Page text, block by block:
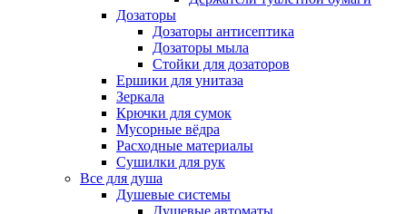
Дозаторы
Дозаторы антисептика
Дозаторы мыла
Стойки для дозаторов
Ершики для унитаза
Зеркала
Крючки для сумок
Мусорные вёдра
Расходные материалы
Сушилки для рук
Все для душа
Душевые системы
Душевые автоматы